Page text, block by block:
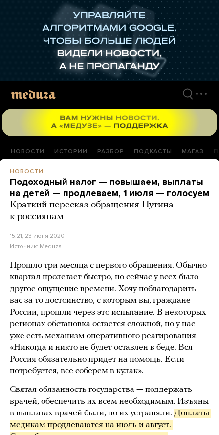
НОВОСТИ ИСТОРИИ РАЗБОР ПОДКАСТЫ МАГАЗ
НОВОСТИ
Подоходный налог — повышаем, выплаты
на детей — продлеваем, 1 июля — голосуем
Краткий пересказ обращения Путина
к россиянам
15:21, 23 июня 2020
Источник: Meduza
Прошло три месяца с первого обращения. Обычно
квартал пролетает быстро, но сейчас у всех было
другое ощущение времени. Хочу поблагодарить
вас за то достоинство, с которым вы, граждане
России, прошли через это испытание. В некоторых
регионах обстановка остается сложной, но у нас
уже есть механизм оперативного реагирования.
«Никогда и никто не будет оставлен в беде. Вся
Россия обязательно придет на помощь. Если
потребуется, все соберем в кулак».
Святая обязанность государства — поддержать
врачей, обеспечить их всем необходимым. Изъяны
в выплатах врачей были, но их устраняли. Доплаты
медикам продлеваются на июль и август.